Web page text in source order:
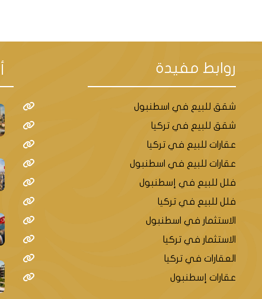
روابط مفيدة
شقق للبيع في اسطنبول
شقق للبيع في تركيا
عقارات للبيع في تركيا
عقارات للبيع في اسطنبول
فلل للبيع في إسطنبول
فلل للبيع في تركيا
الاستثمار في اسطنبول
الاستثمار في تركيا
العقارات في تركيا
عقارات إسطنبول